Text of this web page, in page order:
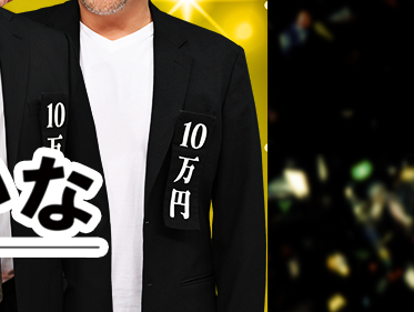
朝だ!生です旅サラダ 坂本昌
行が思い出の地・静岡県で極上
旅&世界遺産特集!
午前 9:30
1泊家族 傑作選 100年前に
タイプスリップ!?昭和大正の暮
らしをする衝撃家族